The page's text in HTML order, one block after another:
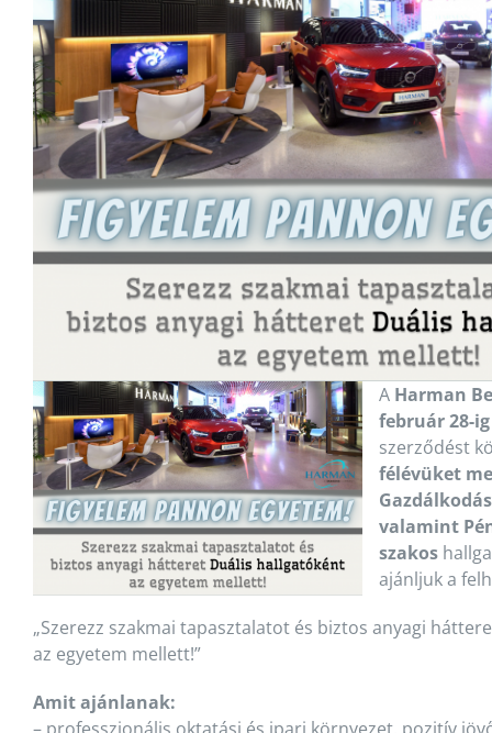
A Harman
február 28-ig
szerződést
félévüket
valamint
szakos
ajánljuk a
„Szerezz szakmai tapasztalatot és biztos anyagi
az egyetem mellett!”
Amit ajánlanak: